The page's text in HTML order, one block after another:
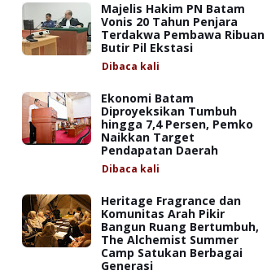
Majelis Hakim PN Batam
Vonis 20 Tahun Penjara
Terdakwa Pembawa Ribuan
Butir Pil Ekstasi
Dibaca kali
Ekonomi Batam
Diproyeksikan Tumbuh
hingga 7,4 Persen, Pemko
Naikkan Target
Pendapatan Daerah
Dibaca kali
Heritage Fragrance dan
Komunitas Arah Pikir
Bangun Ruang Bertumbuh,
The Alchemist Summer
Camp Satukan Berbagai
Generasi